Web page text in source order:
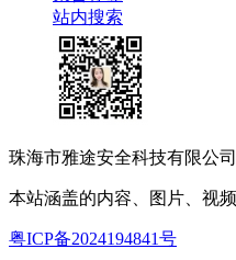
站内搜索
珠海市雅途安全科技有限公
本站涵盖的内容、图片、视
粤ICP备2024194841号